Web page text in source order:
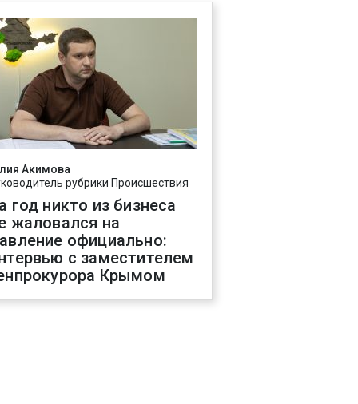
Акимова
рубрики Происшествия
год никто из бизнеса
жаловался на
официально:
с заместителем
Крымом